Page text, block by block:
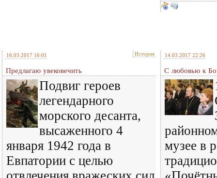
16.03.2017 16:01 История
Предлагаю увековечить
Подвиг героев
легендарного
морского десанта,
высаженного 4
января 1942 года в
Евпатории с целью
14.03.2017 22:26
С любовью к
музее в